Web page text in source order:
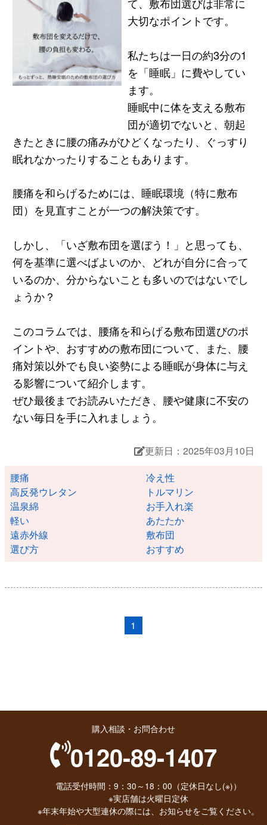
大切なポイントです。
私たちは一日の約3分の1
を「睡眠」に費やしてい
ます。
睡眠中に体を支える敷布
団が適切でないと、朝起
きたときに腰の痛みがひどくなったり、ぐっすり
眠れなかったりすることもあります。
腰痛を和らげるためには、睡眠環境（特に敷布
団）を見直すことが一つの解決策です。
しかし、「いざ敷布団を選ぼう！」と思っても、
何を基準に選べばよいのか、どれが自分に合って
いるのか、分からないことも多いのではないでし
ょうか？
このコラムでは、腰痛を和らげる敷布団選びのポ
イントや、おすすめの敷布団について、また、腰
痛対策以外でも良い姿勢による睡眠が身体に与え
る影響について紹介します。
ぜひ最後までお読みいただき、腰や健康に不安の
ない毎日を手に入れましょう。
更新日：2025年03月10日
腰痛
冷え性
高反発ウレタン
トルマリン
温泉綿
お手入れ楽
軽い
あたたか
遠赤外線
敷布団
選び方
おすすめ
1
購入相談・お問合わせ
0120-89-1407
電話受付時間：9：30～18：00（定休日なし(※)）
※実店舗は火曜日定休
※年末年始や大型連休の際には、お知らせをご覧ください。